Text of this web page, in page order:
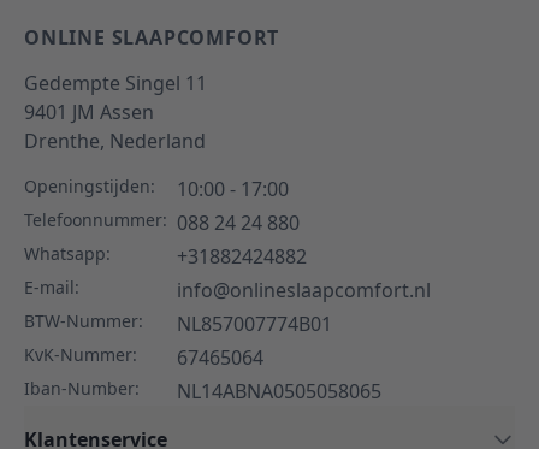
ONLINE SLAAPCOMFORT
Gedempte Singel 11
9401 JM Assen
Drenthe, Nederland
Openingstijden: 10:00 - 17:00
Telefoonnummer: 088 24 24 880
Whatsapp: +31882424882
E-mail: info@onlineslaapcomfort.nl
BTW-Nummer: NL857007774B01
KvK-Nummer: 67465064
Iban-Number:
NL14ABNA0505058065
Klantenservice